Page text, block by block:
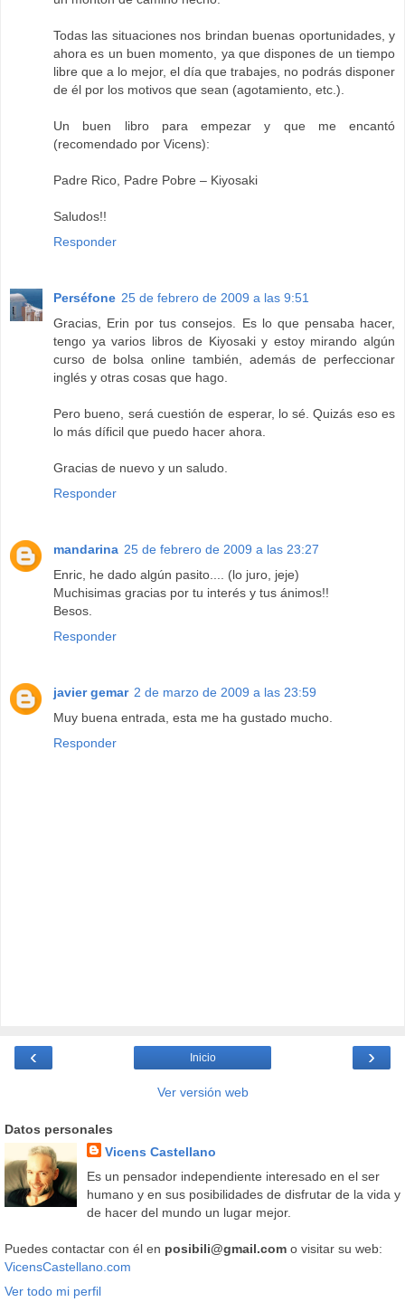
Todas las situaciones nos brindan buenas oportunidades, y
ahora es un buen momento, ya que dispones de un tiempo
libre que a lo mejor, el día que trabajes, no podrás disponer
de él por los motivos que sean (agotamiento, etc.).
Un buen libro para empezar y que me encantó
(recomendado por Vicens):
Padre Rico, Padre Pobre – Kiyosaki
Saludos!!
Responder
Perséfone 25 de febrero de 2009 a las 9:51
Gracias, Erin por tus consejos. Es lo que pensaba hacer,
tengo ya varios libros de Kiyosaki y estoy mirando algún
curso de bolsa online también, además de perfeccionar
inglés y otras cosas que hago.
Pero bueno, será cuestión de esperar, lo sé. Quizás eso es
lo más díficil que puedo hacer ahora.
Gracias de nuevo y un saludo.
Responder
mandarina 25 de febrero de 2009 a las 23:27
Enric, he dado algún pasito.... (lo juro, jeje)
Muchisimas gracias por tu interés y tus ánimos!!
Besos.
Responder
javier gemar 2 de marzo de 2009 a las 23:59
Muy buena entrada, esta me ha gustado mucho.
Responder
‹ ›
Inicio
Ver versión web
Datos personales
Vicens Castellano
Es un pensador independiente interesado en el ser
humano y en sus posibilidades de disfrutar de la vida y
de hacer del mundo un lugar mejor.
Puedes contactar con él en posibili@gmail.com o visitar su web:
VicensCastellano.com
Ver todo mi perfil